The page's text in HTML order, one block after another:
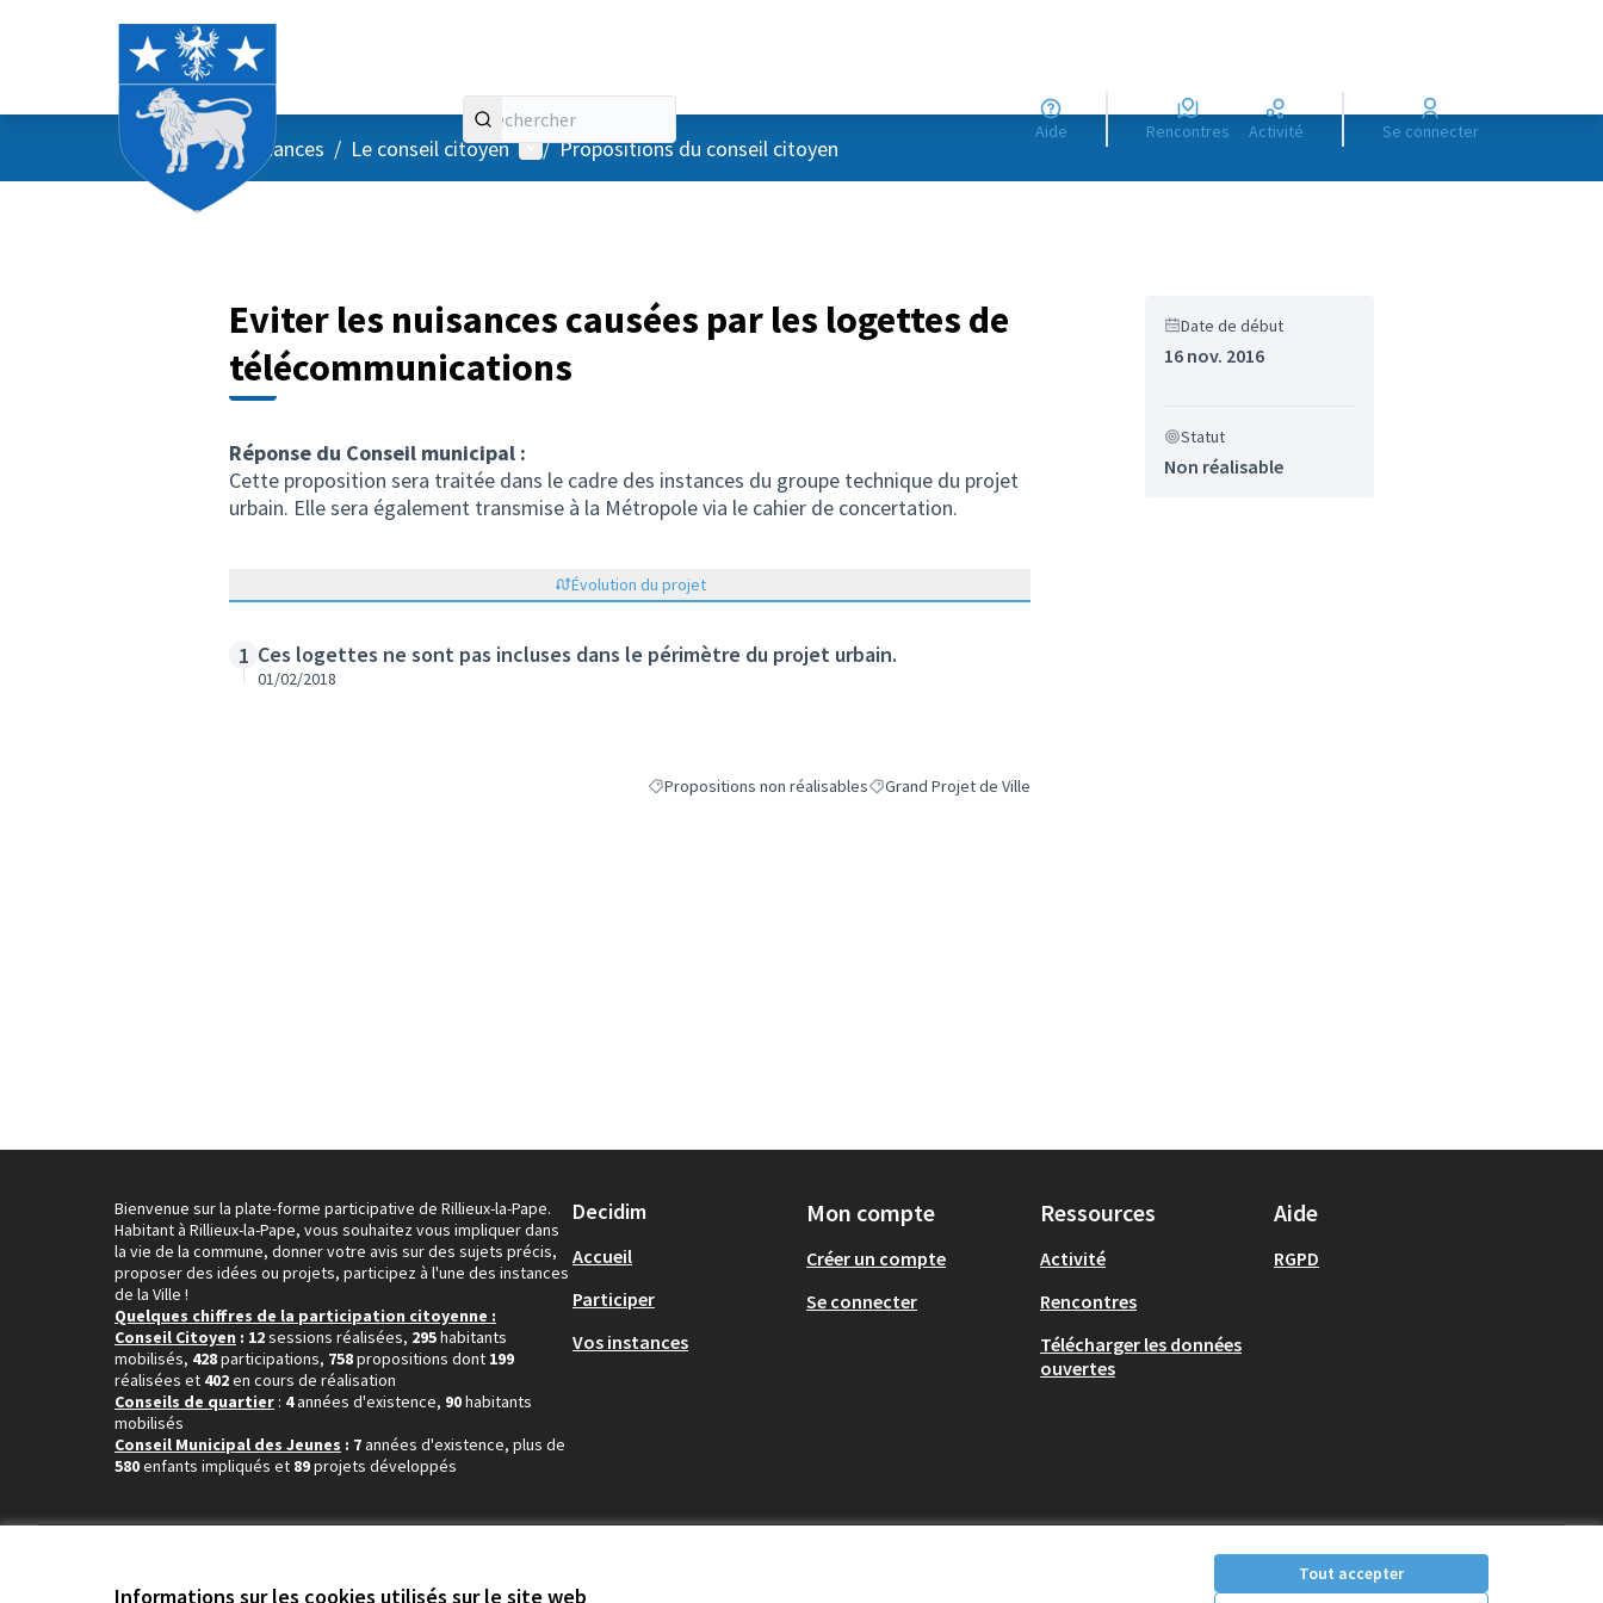
Informations sur les cookies utilisés sur le site web
Tout accepter
Aide Rencontres Activité Se connecter
AccueilMenu principal
/ Vos instances / Le conseil citoyen Menu utilisateur
/ Propositions du conseil citoyen
Eviter les nuisances causées par les logettes de
télécommunications
Réponse du Conseil municipal :
Cette proposition sera traitée dans le cadre des instances du groupe technique du projet
urbain. Elle sera également transmise à la Métropole via le cahier de concertation.
Évolution du projet
1 Ces logettes ne sont pas incluses dans le périmètre du projet urbain.
01/02/2018
Filtrer les résultats de la catégorie : Propositions non réalisables
Propositions non réalisablesFiltrer les résultats pour le secteur : Grand Projet de Ville
Grand Projet de Ville
Date de début
16 nov. 2016
Statut
Non réalisable
Bienvenue sur la plate-forme participative de Rillieux-la-Pape.
Habitant à Rillieux-la-Pape, vous souhaitez vous impliquer dans
la vie de la commune, donner votre avis sur des sujets précis,
proposer des idées ou projets, participez à l'une des instances
de la Ville !
Quelques chiffres de la participation citoyenne :
Conseil Citoyen : 12sessions réalisées, 295habitants
mobilisés, 428participations, 758propositions dont 199
réalisées et 402en cours de réalisation
Conseils de quartier : 4années d'existence, 90habitants
mobilisés
Conseil Municipal des Jeunes : 7années d'existence, plus de
580enfants impliqués et 89projets développés
Decidim
Accueil
Participer
Vos instances
Mon compte
Créer un compte
Se connecter
Ressources
Activité
Rencontres
Télécharger les données
ouvertes
Aide
RGPD